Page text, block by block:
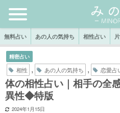
無料占い あの人の気持ち 相性占い
精密占い
相性 , あの人の気持ち , 恋愛占
体の相性占い｜相手の全
異性◆特版
2024年1月15日